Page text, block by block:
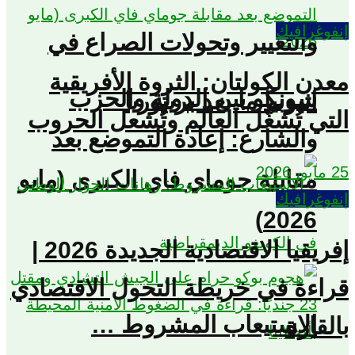
سونكو بين الدولة والحزب
والشارع: إعادة التموضع بعد
مقابلة جوماي فاي الكبرى (مايو
2026)
والتغيير وتحولات الصراع في
اثيوبيا ما بعد بريتوريا
الاستيعاب المشروط …
إنفوغرافيك
معدن الكولتان: الثروة الأفريقية
التي تُشغّل العالم وتُشعل الحروب
25 مايو، 2026
إنفوغرافيك
قراءة في خريطة التحول الاقتصادي
بالقارة